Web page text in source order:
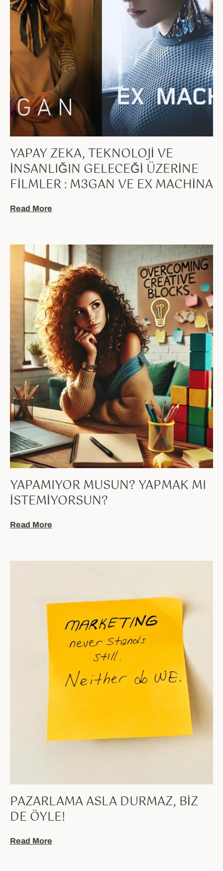
YAPAY ZEKA, TEKNOLOJI VE
İNSANLIĞIN GELECEĞI ÜZERINE
FILMLER : M3GAN VE EX MACHINA
Read More
YAPAMIYOR MUSUN? YAPMAK MI
İSTEMIYORSUN?
Read More
PAZARLAMA ASLA DURMAZ, BIZ
DE ÖYLE!
Read More